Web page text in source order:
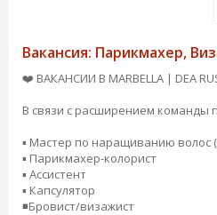
Вакансия: Парикмахер,
❤️ ВАКАНСИИ В MARBELLA | DEA
В связи с расширением команды
▪️ Мастер по наращиванию волос
▪️ Парикмахер-колорист
▪️ Ассистент
▪️ Капсулятор
◾️Бровист/визажист